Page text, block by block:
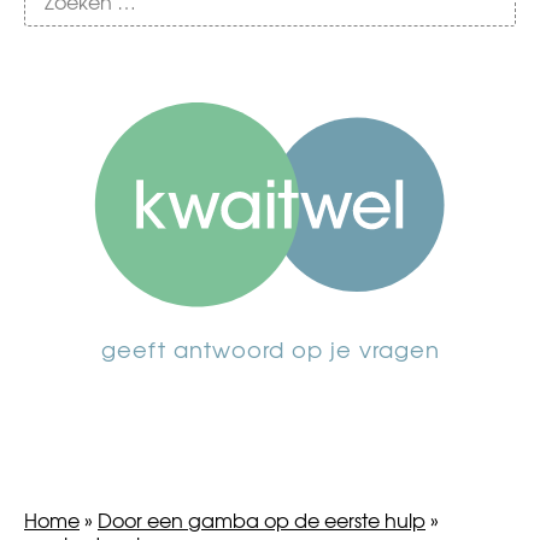
geeft antwoord op je vragen
Home» Door een gamba op de eerste hulp»